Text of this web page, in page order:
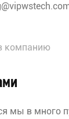
компанию
мы в много